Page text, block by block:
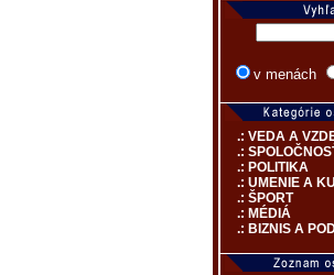
v menách
.: VEDA A
.:
.: POLITIKA
.: UMENIE A
.: ŠPORT
.: MÉDIÁ
.: BIZNIS A